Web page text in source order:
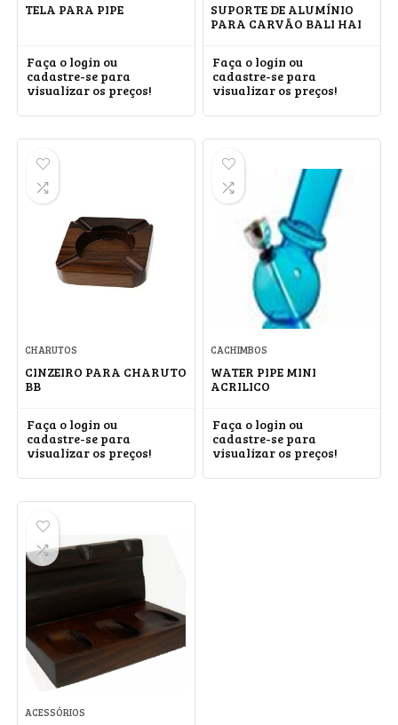
TELA PARA PIPE
Faça o login ou
cadastre-se para
visualizar os preços!
SUPORTE DE ALUMÍNIO
PARA CARVÃO BALI HAI
Faça o login ou
cadastre-se para
visualizar os preços!
CHARUTOS
CINZEIRO PARA CHARUTO
BB
Faça o login ou
cadastre-se para
visualizar os preços!
CACHIMBOS
WATER PIPE MINI
ACRILICO
Faça o login ou
cadastre-se para
visualizar os preços!
ACESSÓRIOS